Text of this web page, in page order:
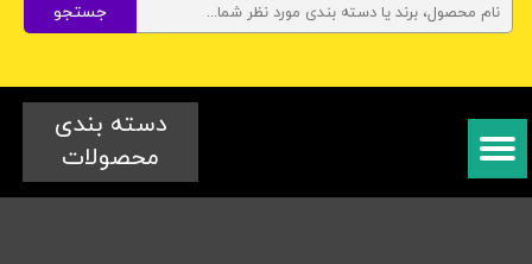
جستجو
دسته بندی
محصولات